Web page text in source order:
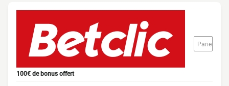
100€ de bonus offert
Pariez